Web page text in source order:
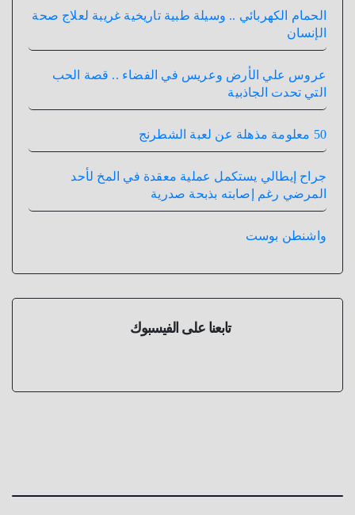
الحمام الكهربائي .. وسيلة طبية تاريخية غريبة لعلاج صحة
الإنسان
عروس علي الأرض وعريس في الفضاء .. قصة الحب
التي تحدت الجاذبية
50 معلومة مذهلة عن لعبة الشطرنج
جراح إيطالي يستكمل عملية معقدة في المخ لأحد
المرضي رغم إصابته بذبحة صدرية
واشنطن بوست
تابعنا على الفيسبوك